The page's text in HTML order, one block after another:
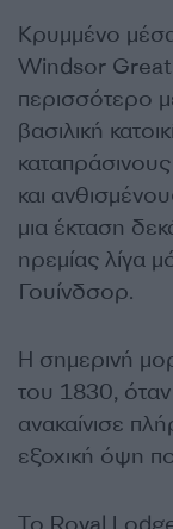
Κρυμμένο
Windsor Great
περισσότερο
βασιλική
και
μια έκταση
ηρεμίας λίγα
Γουίνδσορ.
Η σημερινή
του 1830, όταν
ανακαίνισε
εξοχική όψη